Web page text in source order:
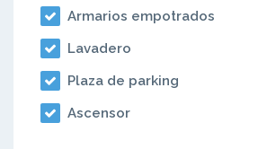
Armarios empotrados
Lavadero
Plaza de parking
Ascensor